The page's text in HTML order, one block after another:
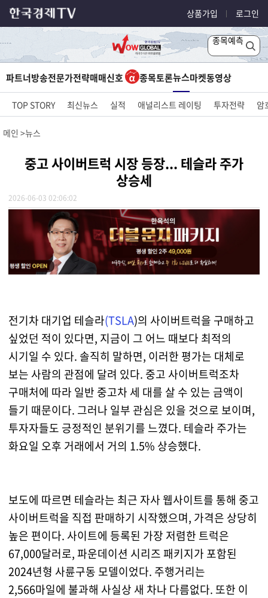
상품가입 로그인
종목예측
파트너방송전문가전략매매신호 종목토론뉴스마켓동영상
TOP STORY 최신뉴스 실적 애널리스트 레이팅 투자전략 암
메인 뉴스
중고 사이버트럭 시장 등장... 테슬라 주가
상승세
2026-06-03 02:06:02
전기차 대기업 테슬라(TSLA)의 사이버트럭을 구매하고
싶었던 적이 있다면, 지금이 그 어느 때보다 최적의
시기일 수 있다. 솔직히 말하면, 이러한 평가는 대체로
보는 사람의 관점에 달려 있다. 중고 사이버트럭조차
구매처에 따라 일반 중고차 세 대를 살 수 있는 금액이
들기 때문이다. 그러나 일부 관심은 있을 것으로 보이며,
투자자들도 긍정적인 분위기를 느꼈다. 테슬라 주가는
화요일 오후 거래에서 거의 1.5% 상승했다.
보도에 따르면 테슬라는 최근 자사 웹사이트를 통해 중고
사이버트럭을 직접 판매하기 시작했으며, 가격은 상당히
높은 편이다. 사이트에 등록된 가장 저렴한 트럭은
67,000달러로, 파운데이션 시리즈 패키지가 포함된
2024년형 사륜구동 모델이었다. 주행거리는
2,566마일에 불과해 사실상 새 차나 다름없다. 또한 이